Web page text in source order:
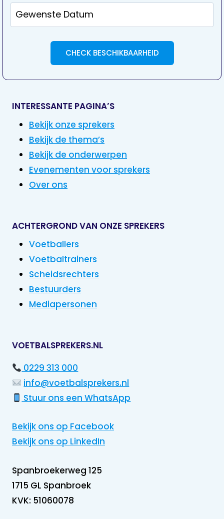
INTERESSANTE PAGINA’S
Bekijk onze sprekers
Bekijk de thema’s
Bekijk de onderwerpen
Evenementen voor sprekers
Over ons
ACHTERGROND VAN ONZE SPREKERS
Voetballers
Voetbaltrainers
Scheidsrechters
Bestuurders
Mediapersonen
VOETBALSPREKERS.NL
0229 313 000
info@voetbalsprekers.nl
Stuur ons een WhatsApp
Bekijk ons op Facebook
Bekijk ons op LinkedIn
Spanbroekerweg 125
1715 GL Spanbroek
KVK: 51060078